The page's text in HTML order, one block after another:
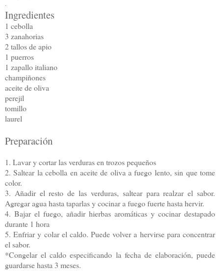
.
Ingredientes
1 cebolla
3 zanahorias
2 tallos de apio
1 puerros
1 zapallo italiano
champiñones
aceite de oliva
perejil
tomillo
laurel
Preparación
1. Lavar y cortar las verduras en trozos pequeños
2. Saltear la cebolla en aceite de oliva a fuego lento, sin que tome
color.
3. Añadir el resto de las verduras, saltear para realzar el sabor.
Agregar agua hasta taparlas y cocinar a fuego fuerte hasta hervir.
4. Bajar el fuego, añadir hierbas aromáticas y cocinar destapado
durante 1 hora
5. Enfriar y colar el caldo. Puede volver a hervirse para concentrar
el sabor.
*Congelar el caldo especificando la fecha de elaboración, puede
guardarse hasta 3 meses.